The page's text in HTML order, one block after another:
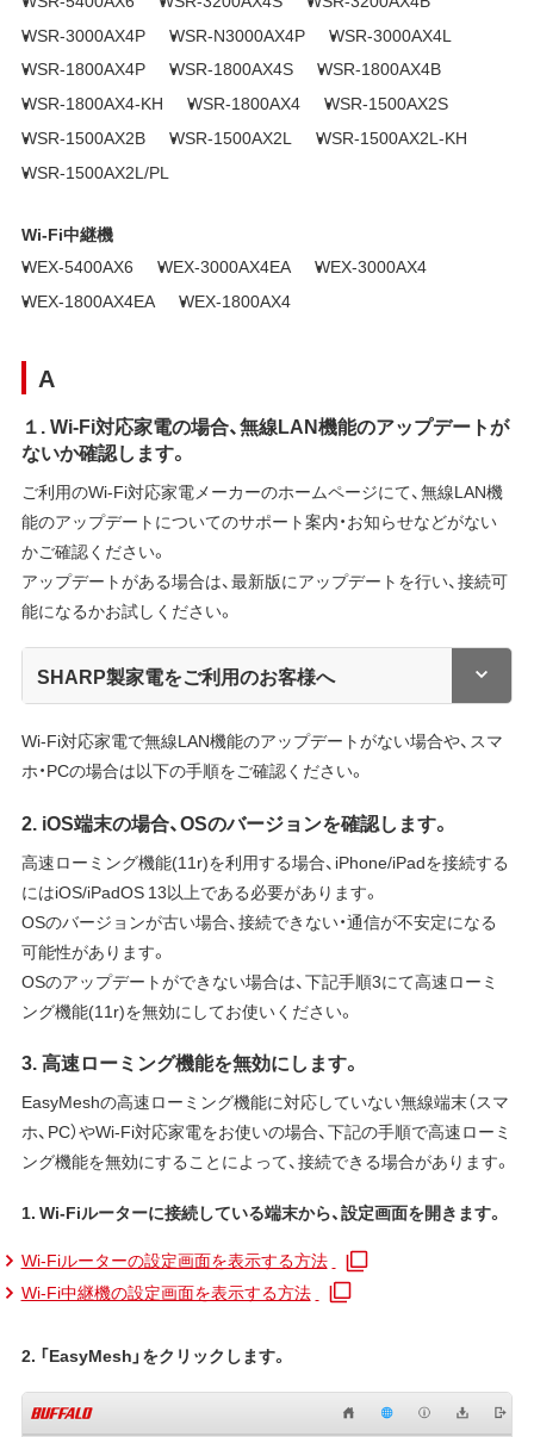
WSR-3000AX4P
WSR-N3000AX4P
WSR-3000AX4L
WSR-1800AX4P
WSR-1800AX4S
WSR-1800AX4B
WSR-1800AX4-KH
WSR-1800AX4
WSR-1500AX2S
WSR-1500AX2B
WSR-1500AX2L
WSR-1500AX2L-KH
WSR-1500AX2L/PL
Wi-Fi中継機
WEX-5400AX6
WEX-3000AX4EA
WEX-3000AX4
WEX-1800AX4EA
WEX-1800AX4
A
１. Wi-Fi対応家電の場合、無線LAN機能のアップデートが
ないか確認します。
ご利用のWi-Fi対応家電メーカーのホームページにて、無線LAN機
能のアップデートについてのサポート案内・お知らせなどがない
かご確認ください。
アップデートがある場合は、最新版にアップデートを行い、接続可
能になるかお試しください。
SHARP製家電をご利用のお客様へ
Wi-Fi対応家電で無線LAN機能のアップデートがない場合や、スマ
ホ・PCの場合は以下の手順をご確認ください。
2. iOS端末の場合、OSのバージョンを確認します。
高速ローミング機能(11r)を利用する場合、iPhone/iPadを接続する
にはiOS/iPadOS 13以上である必要があります。
OSのバージョンが古い場合、接続できない・通信が不安定になる
可能性があります。
OSのアップデートができない場合は、下記手順3にて高速ローミ
ング機能(11r)を無効にしてお使いください。
3. 高速ローミング機能を無効にします。
EasyMeshの高速ローミング機能に対応していない無線端末（スマ
ホ、PC）やWi-Fi対応家電をお使いの場合、下記の手順で高速ローミ
ング機能を無効にすることによって、接続できる場合があります。
1. Wi-Fiルーターに接続している端末から、設定画面を開きます。
Wi-Fiルーターの設定画面を表示する方法
Wi-Fi中継機の設定画面を表示する方法
2. 「EasyMesh」をクリックします。